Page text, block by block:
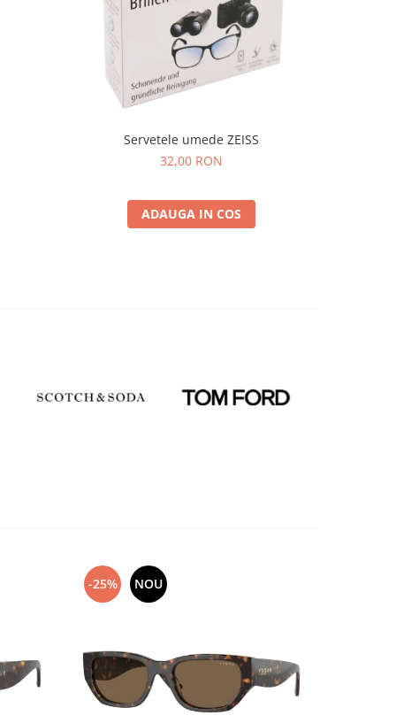
Servetele umede ZEISS
32,00 RON
ADAUGA IN COS
-25% NOU